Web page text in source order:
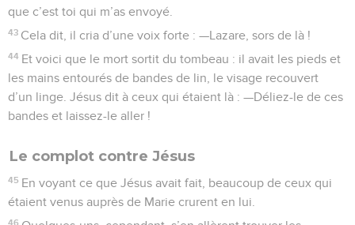
que c’est toi qui m’as envoyé.
43 Cela dit, il cria d’une voix forte : —Lazare, sors de là !
44 Et voici que le mort sortit du tombeau : il avait les pieds et
les mains entourés de bandes de lin, le visage recouvert
d’un linge. Jésus dit à ceux qui étaient là : —Déliez-le de ces
bandes et laissez-le aller !
Le complot contre Jésus
45 En voyant ce que Jésus avait fait, beaucoup de ceux qui
étaient venus auprès de Marie crurent en lui.
46